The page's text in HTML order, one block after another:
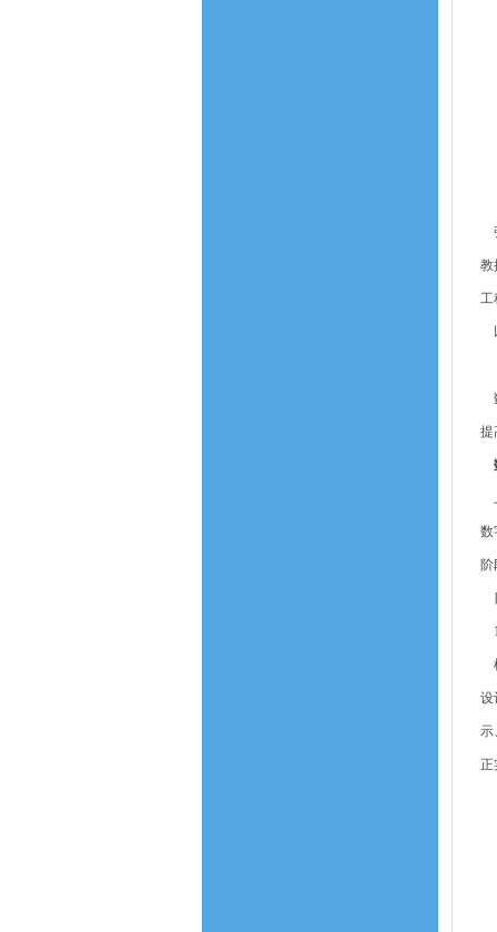
教
工
提
数
阶
设
示
正